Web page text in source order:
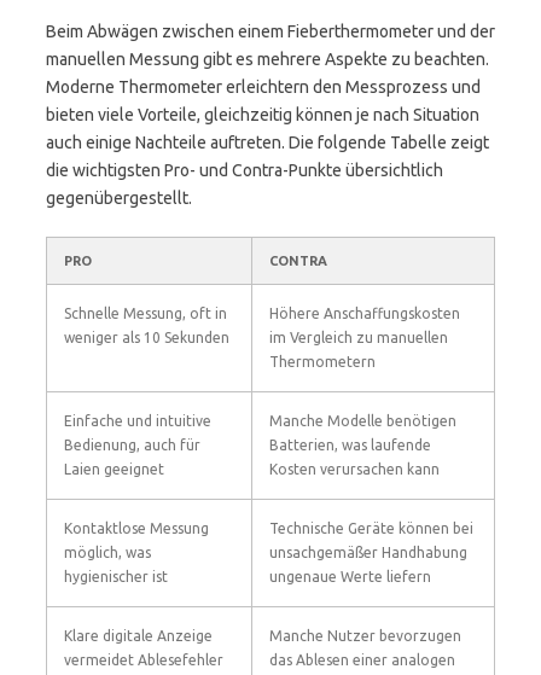
Beim Abwägen zwischen einem Fieberthermometer und der
manuellen Messung gibt es mehrere Aspekte zu beachten.
Moderne Thermometer erleichtern den Messprozess und
bieten viele Vorteile, gleichzeitig können je nach Situation
auch einige Nachteile auftreten. Die folgende Tabelle zeigt
die wichtigsten Pro- und Contra-Punkte übersichtlich
gegenübergestellt.
PRO CONTRA
Schnelle Messung, oft in
weniger als 10 Sekunden
Höhere Anschaffungskosten
im Vergleich zu manuellen
Thermometern
Einfache und intuitive
Bedienung, auch für
Laien geeignet
Manche Modelle benötigen
Batterien, was laufende
Kosten verursachen kann
Kontaktlose Messung
möglich, was
hygienischer ist
Technische Geräte können bei
unsachgemäßer Handhabung
ungenaue Werte liefern
Klare digitale Anzeige
vermeidet Ablesefehler
Manche Nutzer bevorzugen
das Ablesen einer analogen